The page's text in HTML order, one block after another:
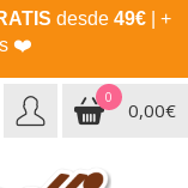
desde 49€| +
❤️
0
0,00€